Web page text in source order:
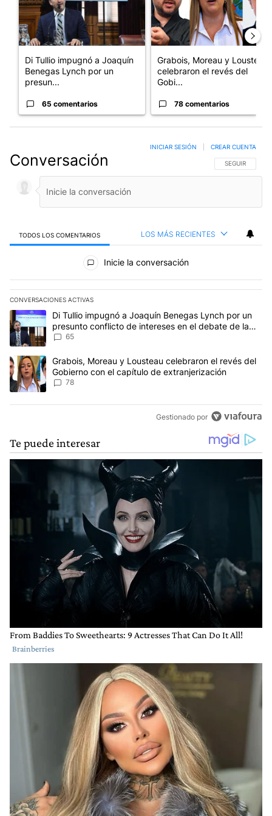
Di Tullio impugnó a Joaquín
Benegas Lynch por un
presun...
65 comentarios
Grabois, Moreau y Lousteau
celebraron el revés del
Gobi...
78 comentarios
Conversación SIGA ESTA
SEGUIR
INICIAR SESIÓN CREAR CUENTA
TODOS LOS COMENTARIOS LOS MÁS RECIENTES
Todos los comentarios
Inicie la conversación
CONVERSACIONES ACTIVAS
Este listado muestra los artículos con más comentarios en los
Un artículo de tendencia con el título "Di Tullio impugnó a
Di Tullio impugnó a Joaquín Benegas Lynch por un
presunto conflicto de intereses en el debate de la
Ley de Tierras
65
Un artículo de tendencia con el título "Grabois, Moreau y
Grabois, Moreau y Lousteau celebraron el revés del
Gobierno con el capítulo de extranjerización
78
Gestionado por